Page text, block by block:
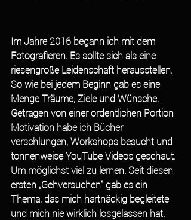
Im Jahre 2016 begann ich mit dem
Fotografieren. Es sollte sich als eine
riesengroße Leidenschaft herausstellen.
So wie bei jedem Beginn gab es eine
Menge Träume, Ziele und Wünsche.
Getragen von einer ordentlichen Portion
Motivation habe ich Bücher
verschlungen, Workshops besucht und
tonnenweise YouTube Videos geschaut.
Um möglichst viel zu lernen. Seit diesen
ersten „Gehversuchen“ gab es ein
Thema, das mich hartnäckig begleitete
und mich nie wirklich losgelassen hat.